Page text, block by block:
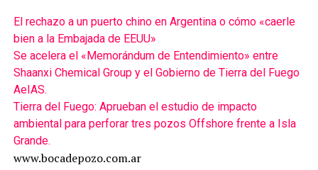
El rechazo a un puerto chino en Argentina o cómo «caerle
bien a la Embajada de EEUU»
Se acelera el «Memorándum de Entendimiento» entre
Shaanxi Chemical Group y el Gobierno de Tierra del Fuego
AeIAS.
Tierra del Fuego: Aprueban el estudio de impacto
ambiental para perforar tres pozos Offshore frente a Isla
Grande.
www.bocadepozo.com.ar